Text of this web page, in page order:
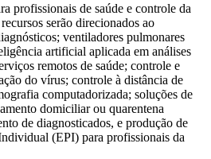
profissionais de saúde e controle da
serão direcionados ao
ventiladores pulmonares
artificial aplicada em análises
remotos de saúde; controle e
do vírus; controle à distância de
computadorizada; soluções de
domiciliar ou quarentena
de diagnosticados, e produção de
(EPI) para profissionais da